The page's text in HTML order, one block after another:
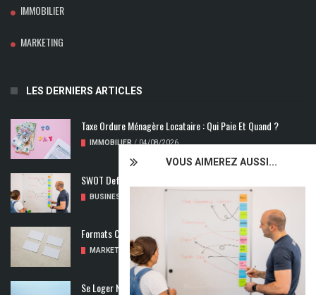
VOUS AIMEREZ AUSSI...
IMMOBILIER
MARKETING
LES DERNIERS ARTICLES
Taxe Ordure Ménagère Locataire : Qui Paie Et Quand ?
IMMOBILIER / 04/08/2026
SWOT Def : Qu’est-Ce Que L’analyse SWOT ?
BUSINESS
Formats Carte De Visite : Les Dimensions À Découvrir
MARKETING / 01/08/2026
Se Loger Neuf : Comment Choisir Un Logement Adapté